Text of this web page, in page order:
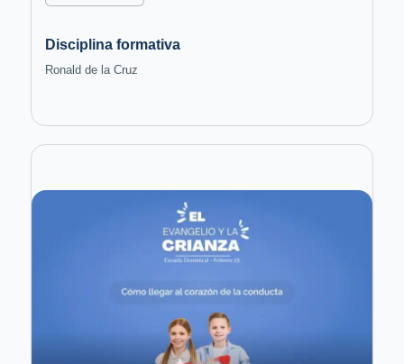
Disciplina formativa
Ronald de la Cruz